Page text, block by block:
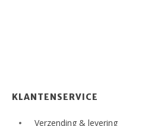
KLANTENSERVICE
Verzending & levering